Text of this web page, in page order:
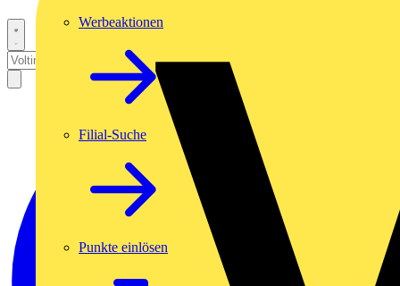
Werbeaktionen
Filial-Suche
Punkte einlösen